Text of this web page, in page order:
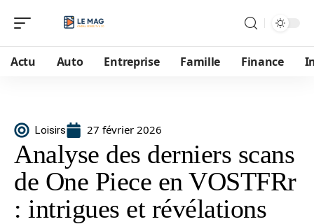
Actu Auto Entreprise Famille Finance
Loisirs 27 février 2026
Analyse des derniers scans
de One Piece en VOSTFRr
: intrigues et révélations